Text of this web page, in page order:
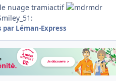
nuage tramiactif
par Léman-Express